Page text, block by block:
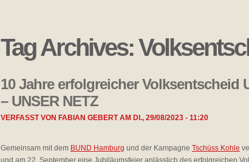
Tag Archives:
10 Jahre erfolgreicher Volksentscheid
– UNSER NETZ
VERFASST VON FABIAN GEBERTAM DI., 29/08/2023 - 11:20
Gemeinsam mit dem BUND Hamburg und der Kampagne Tschüss Kohle
und am 22. September eine Jubiläumsfeier anlässlich des erfolgreichen